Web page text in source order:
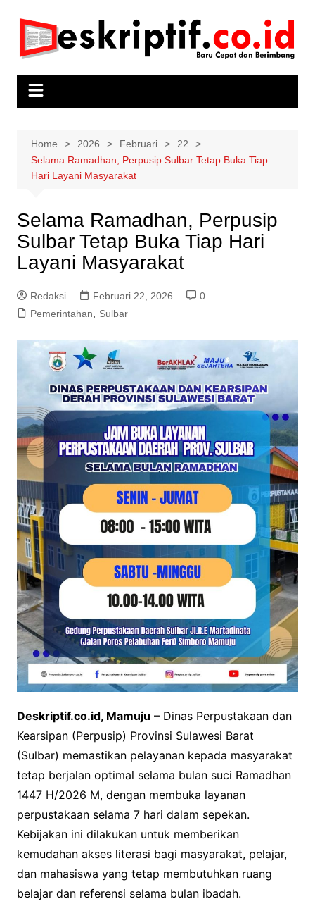
content
Home 2026 Februari
22
Selama Ramadhan, Perpusip Sulbar Tetap Buka Tiap
Hari Layani Masyarakat
Selama Ramadhan, Perpusip
Sulbar Tetap Buka Tiap Hari
Layani Masyarakat
Redaksi Februari 22, 2026
0
Pemerintahan
Sulbar
Deskriptif.co.id, Mamuju – Dinas Perpustakaan dan
Kearsipan (Perpusip) Provinsi Sulawesi Barat
(Sulbar) memastikan pelayanan kepada masyarakat
tetap berjalan optimal selama bulan suci Ramadhan
1447 H/2026 M, dengan membuka layanan
perpustakaan selama 7 hari dalam sepekan.
Kebijakan ini dilakukan untuk memberikan
kemudahan akses literasi bagi masyarakat, pelajar,
dan mahasiswa yang tetap membutuhkan ruang
belajar dan referensi selama bulan ibadah.